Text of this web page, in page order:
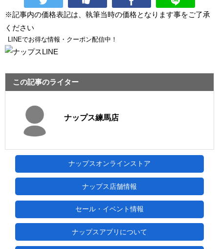
※記事内の価格表記は、執筆当時の価格となります事をご了承
ください
LINEでお得な情報・クーポン配信中！
この記事のライター
ナップス練馬店
ナップスオンラインストア
ナップス店舗情報
セール・イベント情報
ナップスアプリについて